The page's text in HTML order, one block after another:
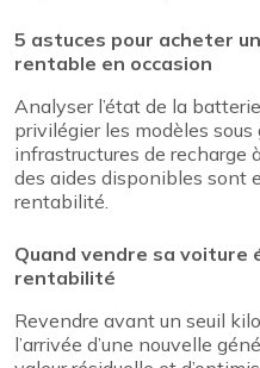
5 astuces pour acheter
rentable en occasion
Analyser l’état de la
privilégier les modèles
infrastructures de
des aides disponibles sont
rentabilité.
Quand vendre sa voiture
rentabilité
Revendre avant un seuil
l’arrivée d’une nouvelle